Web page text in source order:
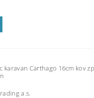
karavan Carthago 16cm kov
a.s.